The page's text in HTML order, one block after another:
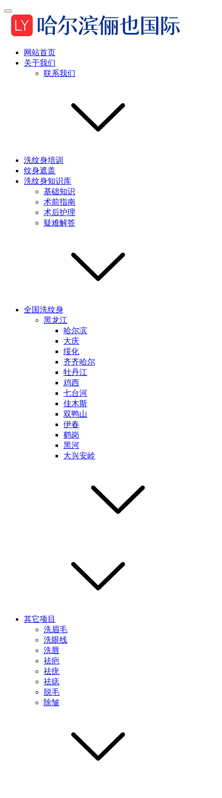
网站首页
关于我们
联系我们
洗纹身培训
纹身遮盖
洗纹身知识库
基础知识
术前指南
术后护理
疑难解答
全国洗纹身
黑龙江
哈尔滨
大庆
绥化
齐齐哈尔
牡丹江
鸡西
七台河
佳木斯
双鸭山
伊春
鹤岗
黑河
大兴安岭
其它项目
洗眉毛
洗眼线
洗唇
祛疤
祛疣
祛痣
脱毛
除皱